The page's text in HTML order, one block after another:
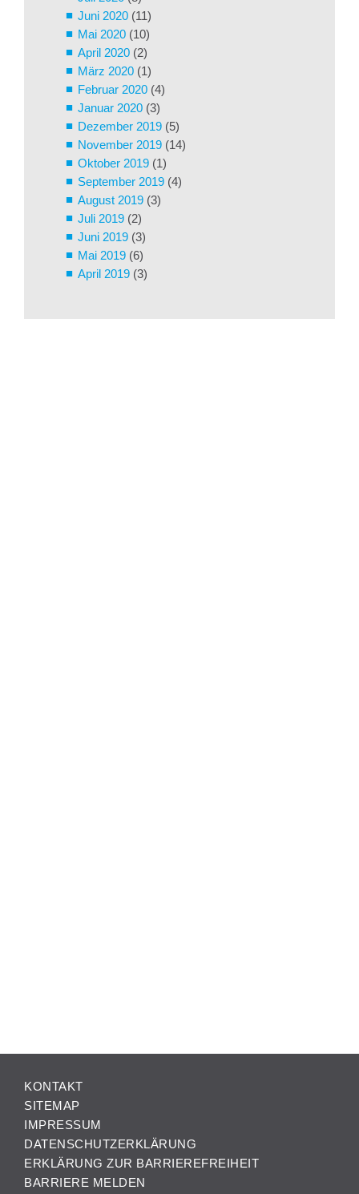
Juni 2020 (11)
Mai 2020 (10)
April 2020 (2)
März 2020 (1)
Februar 2020 (4)
Januar 2020 (3)
Dezember 2019 (5)
November 2019 (14)
Oktober 2019 (1)
September 2019 (4)
August 2019 (3)
Juli 2019 (2)
Juni 2019 (3)
Mai 2019 (6)
April 2019 (3)
KONTAKT
SITEMAP
IMPRESSUM
DATENSCHUTZERKLÄRUNG
ERKLÄRUNG ZUR BARRIEREFREIHEIT
BARRIERE MELDEN